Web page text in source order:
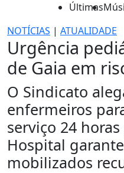
Últimas
NOTÍCIAS | ATUALIDADE
Urgência
de Gaia em
O Sindicato
enfermeiros
serviço 24
Hospital
mobilizados